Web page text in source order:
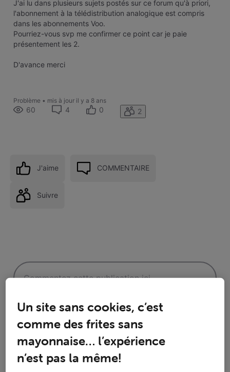
J'ai lu dans plusieurs sujets postés sur ce forum qu'à priori,
l'abonnement à la télédistribution analogique est compris
dans les abonnements Voo.
Pourriez-vous svp me confirmer ce point car je paie
présentement les 2.
D'avance merci
Problème • mis à jour il y a 8 ans
60 4 0 2
J'aime COMMENTAIRE
Suivre
Réponses
Un site sans cookies, c’est
comme des frites sans
mayonnaise… l’expérience
n’est pas la même!